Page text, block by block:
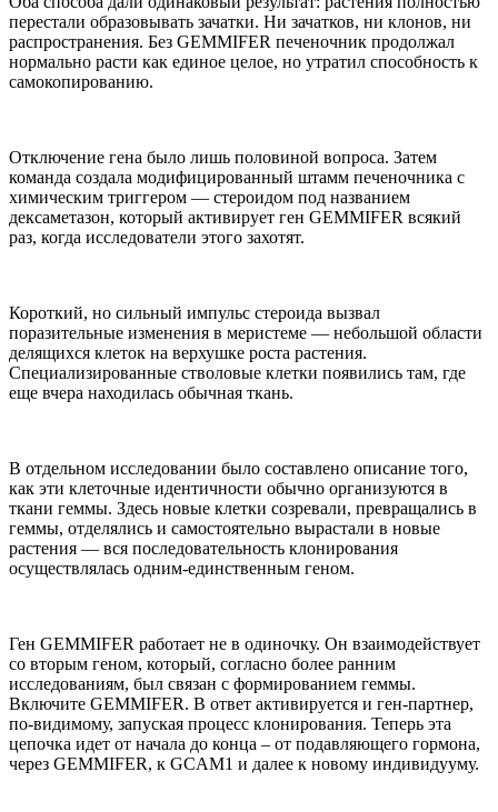
перестали образовывать зачатки. Ни зачатков, ни клонов, ни
распространения. Без GEMMIFER печеночник продолжал
нормально расти как единое целое, но утратил способность к
самокопированию.
Отключение гена было лишь половиной вопроса. Затем
команда создала модифицированный штамм печеночника с
химическим триггером — стероидом под названием
дексаметазон, который активирует ген GEMMIFER всякий
раз, когда исследователи этого захотят.
Короткий, но сильный импульс стероида вызвал
поразительные изменения в меристеме — небольшой области
делящихся клеток на верхушке роста растения.
Специализированные стволовые клетки появились там, где
еще вчера находилась обычная ткань.
В отдельном исследовании было составлено описание того,
как эти клеточные идентичности обычно организуются в
ткани геммы. Здесь новые клетки созревали, превращались в
геммы, отделялись и самостоятельно вырастали в новые
растения — вся последовательность клонирования
осуществлялась одним-единственным геном.
Ген GEMMIFER работает не в одиночку. Он взаимодействует
со вторым геном, который, согласно более ранним
исследованиям, был связан с формированием геммы.
Включите GEMMIFER. В ответ активируется и ген-партнер,
по-видимому, запуская процесс клонирования. Теперь эта
цепочка идет от начала до конца – от подавляющего гормона,
через GEMMIFER, к GCAM1 и далее к новому индивидууму.